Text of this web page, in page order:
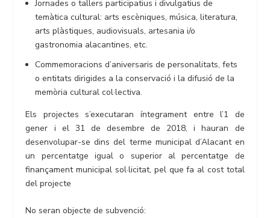
Jornades o tallers participatius i divulgatius de
temàtica cultural: arts escèniques, música, literatura,
arts plàstiques, audiovisuals, artesania i/o
gastronomia alacantines, etc.
Commemoracions d’aniversaris de personalitats, fets
o entitats dirigides a la conservació i la difusió de la
memòria cultural col·lectiva.
Els projectes s’executaran íntegrament entre l’1 de
gener i el 31 de desembre de 2018, i hauran de
desenvolupar-se dins del terme municipal d’Alacant en
un percentatge igual o superior al percentatge de
finançament municipal sol·licitat, pel que fa al cost total
del projecte
No seran objecte de subvenció: